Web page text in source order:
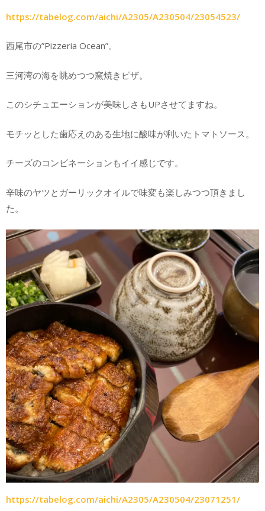
https://tabelog.com/aichi/A2305/A230504/23054523/
西尾市の”Pizzeria Ocean”。
三河湾の海を眺めつつ窯焼きピザ。
このシチュエーションが美味しさもUPさせてますね。
モチッとした歯応えのある生地に酸味が利いたトマトソース。
チーズのコンビネーションもイイ感じです。
辛味のヤツとガーリックオイルで味変も楽しみつつ頂きまし
た。
https://tabelog.com/aichi/A2305/A230504/23071251/